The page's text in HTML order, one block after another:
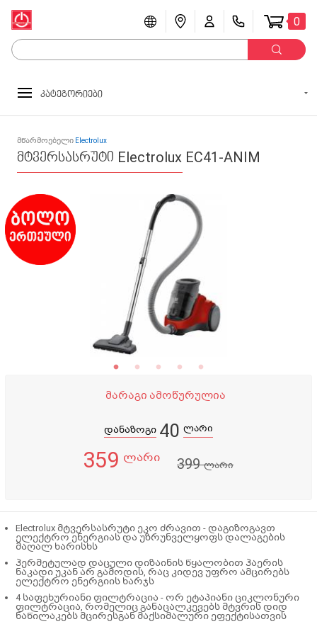
0
კატეგორიები
მწარმოებელი Electrolux
მტვერსასრუტი Electrolux EC41-ANIM
მარაგი ამოწურულია
დანაზოგი 40 ლარი
359 ლარი 399ლარი
Electrolux მტვერსასრუტი ეკო ძრავით - დაგიზოგავთ
ელექტრო ენერგიას და უზრუნველყოფს დალაგების
მაღალ ხარისხს
ჰერმეტულად დაცული დიზაინის წყალობით ჰაერის
ნაკადი უკან არ გამოდის, რაც კიდევ უფრო ამცირებს
ელექტრო ენერგიის ხარჯს
4 საფეხურიანი ფილტრაცია - ორ ეტაპიანი ციკლონური
ფილტრაცია, რომელიც განაცალკევებს მტვრის დიდ
ნაწილაკებს მცირესგან მაქსიმალური ეფექტისათვის